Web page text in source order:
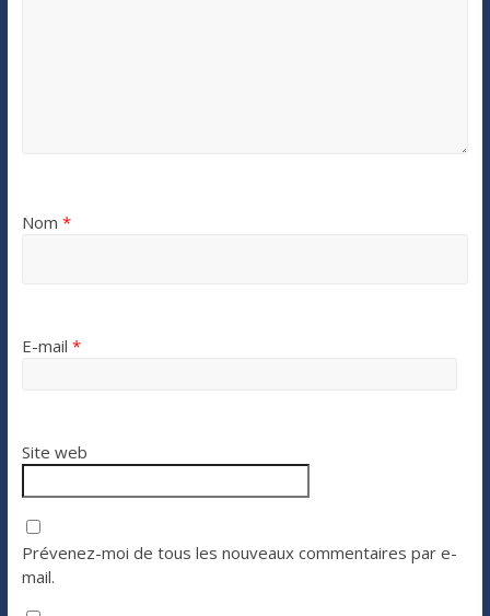
Nom *
E-mail *
Site web
Prévenez-moi de tous les nouveaux commentaires par e-
mail.